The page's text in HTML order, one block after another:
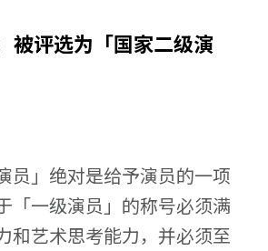
被评选为「国家二级演
员」绝对是给予演员的一项
「一级演员」的称号必须满
和艺术思考能力，并必须至